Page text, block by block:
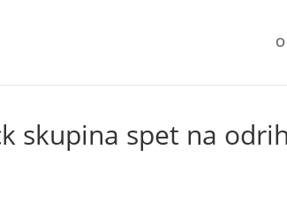
skupina spet na